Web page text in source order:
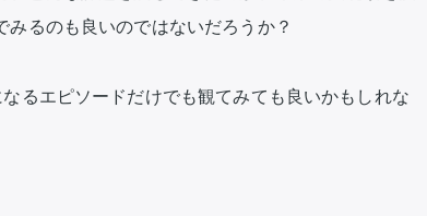
るのも良いのではないだろうか？
るエピソードだけでも観てみても良いかもしれな